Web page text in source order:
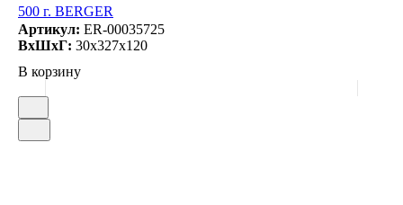
500 г. BERGER
Артикул: ER-00035725
ВxШxГ: 30x327x120
В корзину